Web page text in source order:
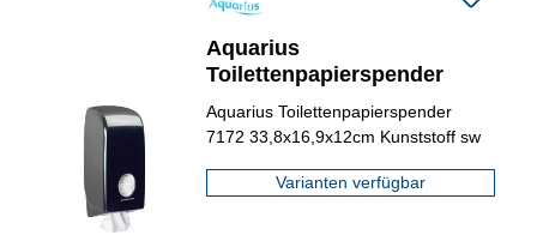
Aquarius
Toilettenpapierspender
Aquarius Toilettenpapierspender
7172 33,8x16,9x12cm Kunststoff sw
Varianten verfügbar